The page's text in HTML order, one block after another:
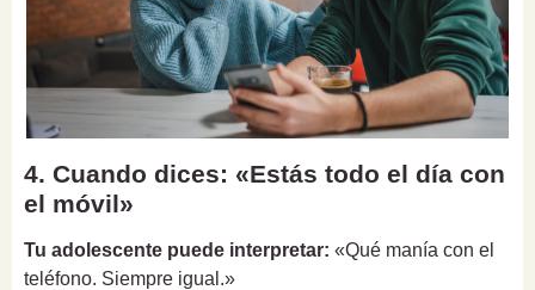
4. Cuando dices: «Estás todo el día con
el móvil»
Tu adolescente puede interpretar: «Qué manía con el
teléfono. Siempre igual.»